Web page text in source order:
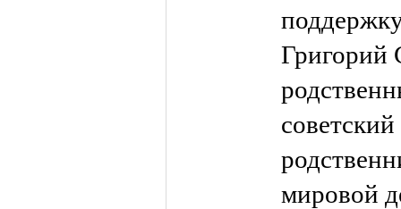
Григорий
мировой